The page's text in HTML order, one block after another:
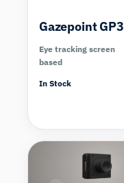
Gazepoint GP3
Eye tracking screen
based
In Stock